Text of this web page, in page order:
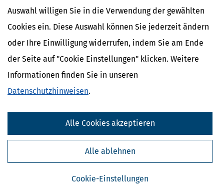
Auswahl willigen Sie in die Verwendung der gewählten
Cookies ein. Diese Auswahl können Sie jederzeit ändern
oder Ihre Einwilligung widerrufen, indem Sie am Ende
der Seite auf "Cookie Einstellungen" klicken. Weitere
Informationen finden Sie in unseren
Datenschutzhinweisen.
Cookie-Einstellungen
Alle ablehnen
Alle Cookies akzeptieren
Kostenlose Steuertipps & News
Steuertipps Selbstständige
Ja, ich möchte die kostenlosen Newsletter
Datenschutzhinweisehabe ich gelesen.
Meine Einwilligung kann ich jederzeit durch